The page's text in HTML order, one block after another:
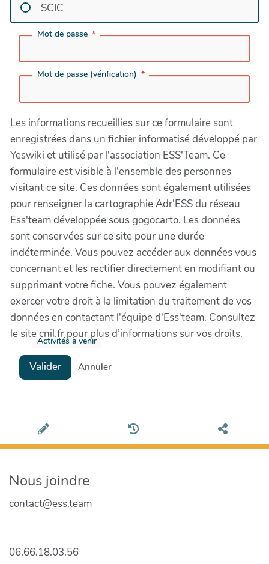
SCIC
Mot de passe
Mot de passe (vérification)
Les informations recueillies sur ce formulaire sont
enregistrées dans un fichier informatisé développé par
Yeswiki et utilisé par l'association ESS'Team. Ce
formulaire est visible à l'ensemble des personnes
visitant ce site. Ces données sont également utilisées
pour renseigner la cartographie Adr'ESS du réseau
Ess'team développée sous gogocarto. Les données
sont conservées sur ce site pour une durée
indéterminée. Vous pouvez accéder aux données vous
concernant et les rectifier directement en modifiant ou
supprimant votre fiche. Vous pouvez également
exercer votre droit à la limitation du traitement de vos
données en contactant l'équipe d'Ess'team. Consultez
le site cnil.fr pour plus d’informations sur vos droits.
Activités à venir
Valider Annuler
Nous joindre
contact@ess.team
06.66.18.03.56